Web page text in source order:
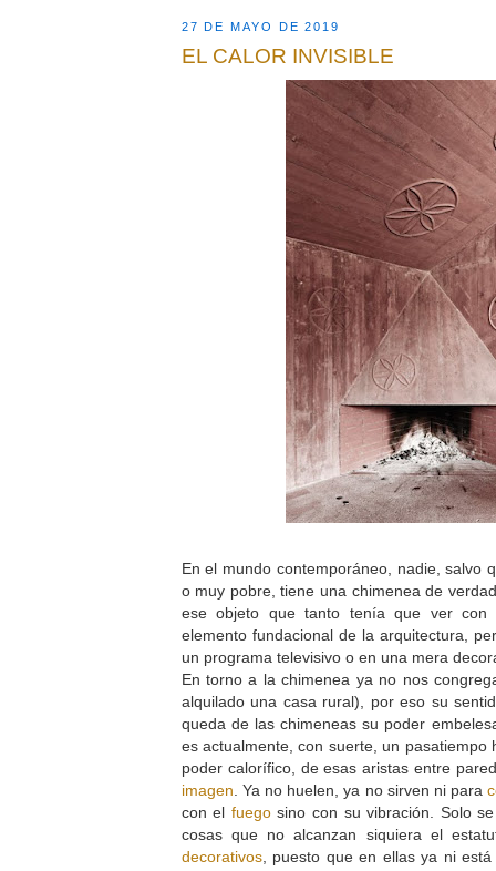
27 DE MAYO DE 2019
EL CALOR INVISIBLE
En el mundo contemporáneo, nadie, salvo
o muy pobre, tiene una chimenea de
ese objeto que tanto tenía que ver
elemento fundacional de la arquitectura,
un programa televisivo o en una mera
En torno a la chimenea ya no nos
alquilado una casa rural), por eso su
queda de las chimeneas su poder
es actualmente, con suerte, un pasatiempo
poder calorífico, de esas aristas entre
imagen . Ya no huelen, ya no sirven ni para
con el fuegosino con su vibración. Solo
cosas que no alcanzan siquiera el
decorativos, puesto que en ellas ya ni